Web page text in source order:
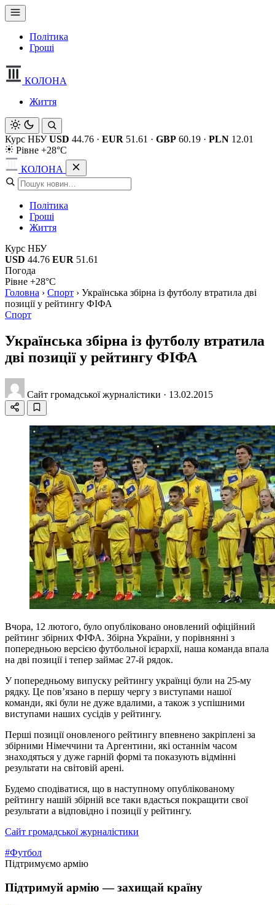
Політика
Гроші
КОЛОНА
Життя
Курс НБУ USD 44.76 · EUR 51.61 · GBP 60.19 · PLN 12.01
Рівне +28°C
КОЛОНА
Політика
Гроші
Життя
Курс НБУ
USD 44.76 EUR 51.61
Погода
Рівне +28°C
Головна › Спорт › Українська збірна із футболу втратила дві
позиції у рейтингу ФІФА
Спорт
Українська збірна із футболу втратила
дві позиції у рейтингу ФІФА
Сайт громадської журналістики · 13.02.2015
Вчора, 12 лютого, було опубліковано оновлений офіційний
рейтинг збірних ФІФА. Збірна України, у порівнянні з
попередньою версією футбольної ієрархії, наша команда впала
на дві позиції і тепер займає 27-й рядок.
У попередньому випуску рейтингу українці були на 25-му
рядку. Це пов’язано в першу чергу з виступами нашої
команди, які були не дуже вдалими, а також з успішними
виступами наших сусідів у рейтингу.
Перші позиції оновленого рейтингу впевнено закріплені за
збірними Німеччини та Аргентини, які останнім часом
знаходяться у дуже гарній формі та показують відмінні
результати на світовій арені.
Будемо сподіватися, що в наступному опублікованому
рейтингу нашій збірній все таки вдасться покращити свої
результати а відповідно і позиції у рейтингу.
Сайт громадської журналістики
#Футбол
Підтримуємо армію
Підтримуй армію — захищай країну